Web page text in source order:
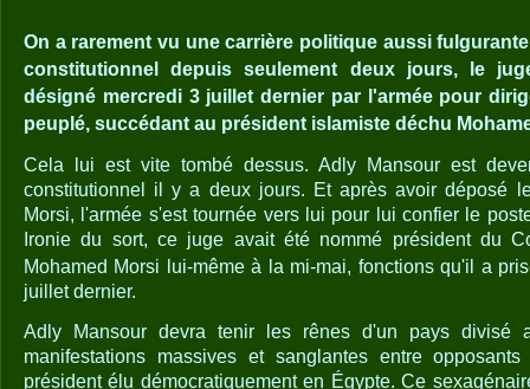
On a rarement vu une carrière politique aussi
constitutionnel depuis seulement deux jours, le
désigné mercredi 3 juillet dernier par l'armée pour
peuplé, succédant au président islamiste déchu
Cela lui est vite tombé dessus. Adly Mansour est
constitutionnel il y a deux jours. Et après avoir déposé
Morsi, l'armée s'est tournée vers lui pour lui confier le
Ironie du sort, ce juge avait été nommé président du
Mohamed Morsi lui-même à la mi-mai, fonctions qu'il a
juillet dernier.
Adly Mansour devra tenir les rênes d'un pays divisé
manifestations massives et sanglantes entre
président élu démocratiquement en Égypte. Ce